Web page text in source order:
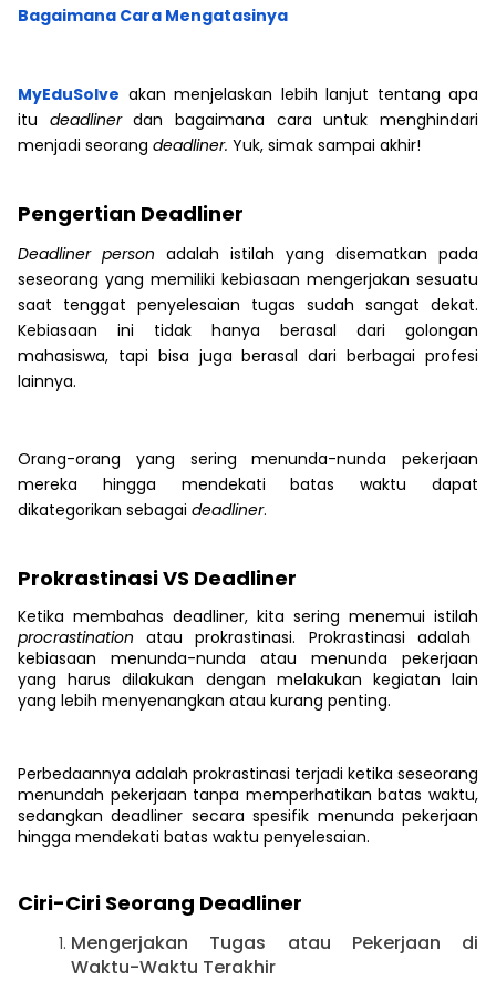
Bagaimana Cara Mengatasinya
MyEduSolve akan menjelaskan lebih lanjut tentang apa
itu deadlinerdan bagaimana cara untuk menghindari
menjadi seorang deadliner. Yuk, simak sampai akhir!
Pengertian Deadliner
Deadliner person adalah istilah yang disematkan pada
seseorang yang memiliki kebiasaan mengerjakan sesuatu
saat tenggat penyelesaian tugas sudah sangat dekat.
Kebiasaan ini tidak hanya berasal dari golongan
mahasiswa, tapi bisa juga berasal dari berbagai profesi
lainnya.
Orang-orang yang sering menunda-nunda pekerjaan
mereka hingga mendekati batas waktu dapat
dikategorikan sebagai deadliner.
Prokrastinasi VS Deadliner
Ketika membahas deadliner, kita sering menemui istilah
procrastinationatau prokrastinasi. Prokrastinasi adalah
kebiasaan menunda-nunda atau menunda pekerjaan
yang harus dilakukan dengan melakukan kegiatan lain
yang lebih menyenangkan atau kurang penting.
Perbedaannya adalah prokrastinasi terjadi ketika seseorang
menundah pekerjaan tanpa memperhatikan batas waktu,
sedangkan deadliner secara spesifik menunda pekerjaan
hingga mendekati batas waktu penyelesaian.
Ciri-Ciri Seorang Deadliner
Mengerjakan Tugas atau Pekerjaan di
Waktu-Waktu Terakhir